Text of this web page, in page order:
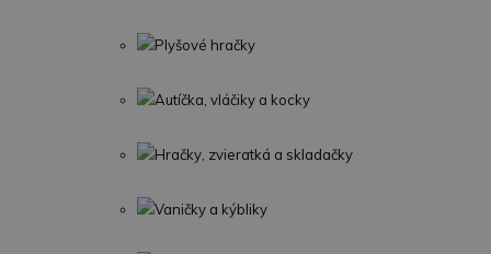
Plyšové hračky
Autíčka, vláčiky a kocky
Hračky, zvieratká a skladačky
Vaničky a kýbliky